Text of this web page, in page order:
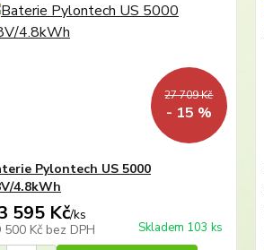
27 709 Kč
- 15 %
Pylontech US 5000
4.8kWh
595 Kč/ks
500 Kč bez DPH Skladem 103 ks